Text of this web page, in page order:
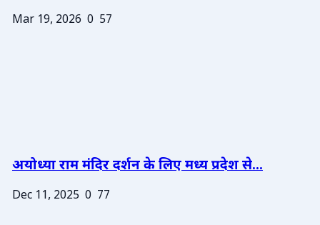
Mar 19, 2026 0 57
अयोध्या राम मंदिर दर्शन के लिए मध्य प्रदेश से...
Dec 11, 2025 0 77